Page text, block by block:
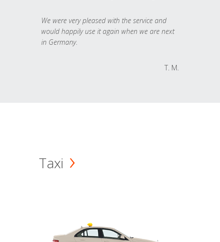
We were very pleased with the service and
would happily use it again when we are next
in Germany.
T. M.
Taxi